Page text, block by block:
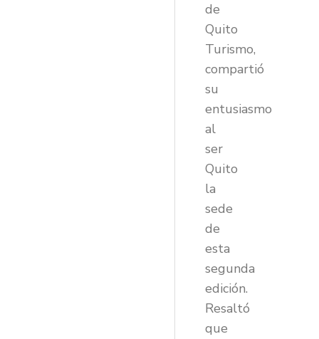
de
Quito
Turismo,
compartió
su
entusiasmo
al
ser
Quito
la
sede
de
esta
segunda
edición.
Resaltó
que